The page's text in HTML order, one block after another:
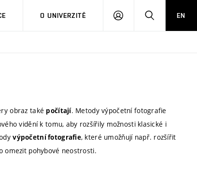
O UNIVERZITĚ
PŘIHLÁSIT HLEDATEN
obraz také počítají. Metody výpočetní fotografie
vidění k tomu, aby rozšířily možnosti klasické i
výpočetní fotografie, které umožňují např. rozšířit
omezit pohybové neostrosti.